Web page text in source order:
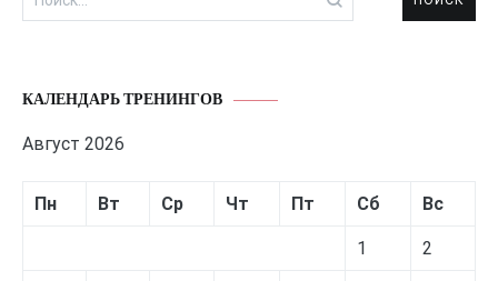
КАЛЕНДАРЬ ТРЕНИНГОВ
Август 2026
Пн Вт Ср Чт Пт Сб Вс
1 2